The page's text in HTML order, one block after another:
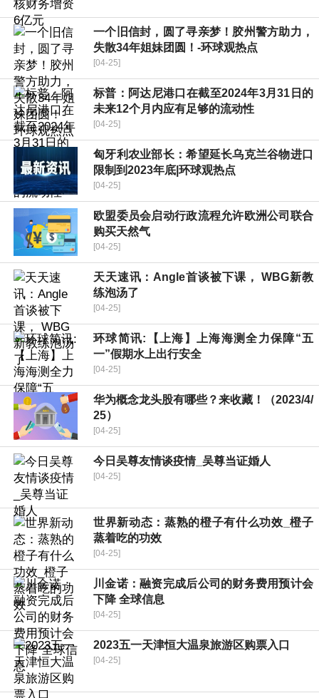
一个旧信封，圆了寻亲梦！胶州警方助力，
失散34年姐妹团圆！-环球观热点
[04-25]
标普：阿达尼港口在截至2024年3月31日的
未来12个月内应有足够的流动性
[04-25]
匈牙利农业部长：希望延长乌克兰谷物进口
限制到2023年底|环球观热点
[04-25]
欧盟委员会启动行政流程允许欧洲公司联合
购买天然气
[04-25]
天天速讯：Angle首谈被下课， WBG新教
练泡汤了
[04-25]
环球简讯:【上海】上海海测全力保障“五
一”假期水上出行安全
[04-25]
华为概念龙头股有哪些？来收藏！（2023/4/
25）
[04-25]
今日吴尊友情谈疫情_吴尊当证婚人
[04-25]
世界新动态：蒸熟的橙子有什么功效_橙子
蒸着吃的功效
[04-25]
川金诺：融资完成后公司的财务费用预计会
下降 全球信息
[04-25]
2023五一天津恒大温泉旅游区购票入口
[04-25]